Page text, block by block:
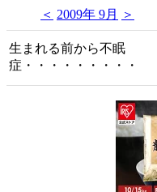
＜ 2009年 9月 ＞
生まれる前から不眠
症・・・・・・・・・